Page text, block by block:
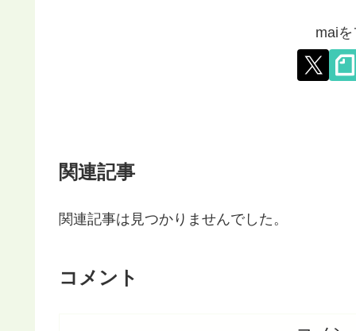
mai
関連記事
関連記事は見つかりませんでした。
コメント